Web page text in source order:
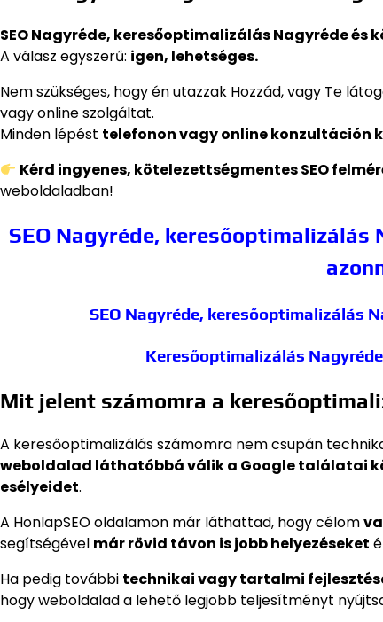
SEO Nagyréde, keresőoptimalizálás Nagyréde és
A válasz egyszerű: igen, lehetséges.
Nem szükséges, hogy én utazzak Hozzád, vagy Te
vagy online szolgáltat.
Minden lépést telefonon vagy online konzultáción
Kérd ingyenes, kötelezettségmentes SEO
weboldaladban!
SEO Nagyréde, keresőoptimalizálás
SEO Nagyréde, keresőoptimalizálás
Keresőoptimalizálás
Mit jelent számomra a
A keresőoptimalizálás számomra nem csupán
weboldalad láthatóbbá válik a Google találatai
esélyeidet.
A HonlapSEO oldalamon már láthattad, hogy célom
segítségével már rövid távon is jobb helyezéseket
Ha pedig további technikai vagy tartalmi
hogy weboldalad a lehető legjobb teljesítményt